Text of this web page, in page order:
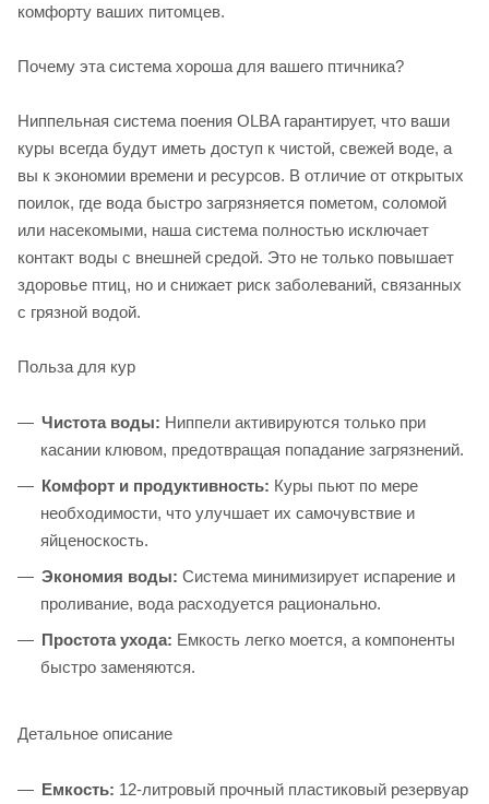
комфорту ваших питомцев.
Почему эта система хороша для вашего птичника?
Ниппельная система поения OLBA гарантирует, что ваши
куры всегда будут иметь доступ к чистой, свежей воде, а
вы к экономии времени и ресурсов. В отличие от открытых
поилок, где вода быстро загрязняется пометом, соломой
или насекомыми, наша система полностью исключает
контакт воды с внешней средой. Это не только повышает
здоровье птиц, но и снижает риск заболеваний, связанных
с грязной водой.
Польза для кур
Чистота воды: Ниппели активируются только при
касании клювом, предотвращая попадание загрязнений.
Комфорт и продуктивность: Куры пьют по мере
необходимости, что улучшает их самочувствие и
яйценоскость.
Экономия воды: Система минимизирует испарение и
проливание, вода расходуется рационально.
Простота ухода: Емкость легко моется, а компоненты
быстро заменяются.
Детальное описание
Емкость: 12-литровый прочный пластиковый резервуар